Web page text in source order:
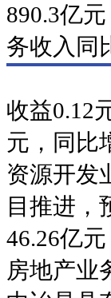
890.3亿
务收入同
收益0.12
元，同比
资源开发
目推进，
46.26亿元
房地产业